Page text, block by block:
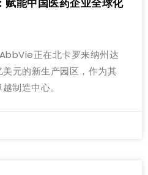
赋能中国医药企业全球化
正在北卡罗来纳州达
元的新生产园区，作为其
制造中心。